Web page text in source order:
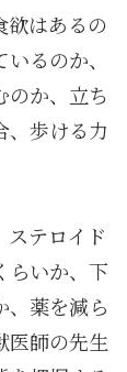
欲はあるの
るのか、
のか、立ち
、歩ける力
テロイド
らいか、下
、薬を減ら
医師の先生